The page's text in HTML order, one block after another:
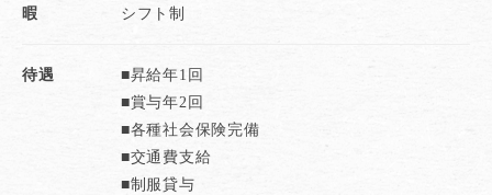
販売職の原点でやりがいを感じてみて下さい。
暇
シフト制
待遇
■昇給年1回
■賞与年2回
■各種社会保険完備
■交通費支給
■制服貸与